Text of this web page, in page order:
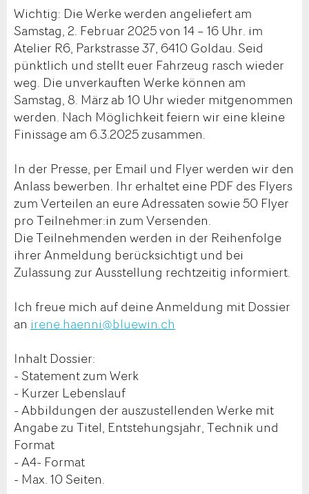
Wichtig: Die Werke werden angeliefert am
Samstag, 2. Februar 2025 von 14 – 16 Uhr. im
Atelier R6, Parkstrasse 37, 6410 Goldau. Seid
pünktlich und stellt euer Fahrzeug rasch wieder
weg. Die unverkauften Werke können am
Samstag, 8. März ab 10 Uhr wieder mitgenommen
werden. Nach Möglichkeit feiern wir eine kleine
Finissage am 6.3.2025 zusammen.
In der Presse, per Email und Flyer werden wir den
Anlass bewerben. Ihr erhaltet eine PDF des Flyers
zum Verteilen an eure Adressaten sowie 50 Flyer
pro Teilnehmer:in zum Versenden.
Die Teilnehmenden werden in der Reihenfolge
ihrer Anmeldung berücksichtigt und bei
Zulassung zur Ausstellung rechtzeitig informiert.
Ich freue mich auf deine Anmeldung mit Dossier
an irene.haenni@bluewin.ch
Inhalt Dossier:
- Statement zum Werk
- Kurzer Lebenslauf
- Abbildungen der auszustellenden Werke mit
Angabe zu Titel, Entstehungsjahr, Technik und
Format
- A4- Format
- Max. 10 Seiten.